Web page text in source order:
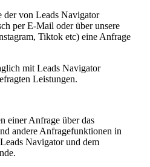
der von Leads Navigator
per E-Mail oder über unsere
Tiktok etc) eine Anfrage
mit Leads Navigator
Leistungen.
einer Anfrage über das
andere Anfragefunktionen in
Navigator und dem